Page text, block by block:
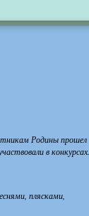
Родины прошел
в конкурсах.
плясками,